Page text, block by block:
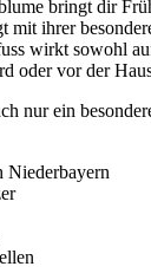
bringt dir
mit ihrer
wirkt sowohl
oder vor der
nur ein
Niederbayern